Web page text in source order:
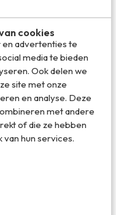
cookies
advertenties te
media te bieden
Ook delen we
site met onze
en analyse. Deze
met andere
of die ze hebben
hun services.
bekijken